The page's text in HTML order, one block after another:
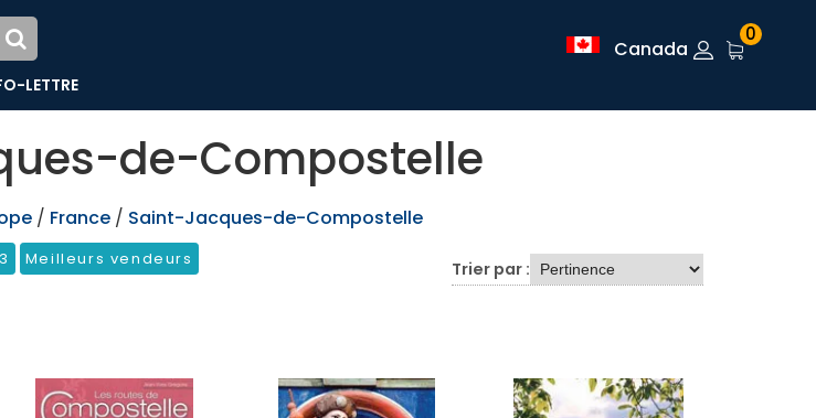
LETTRE
Canada
0
de-Compostelle
/ France / Saint-Jacques-de-Compostelle
Meilleurs vendeurs Trier par :